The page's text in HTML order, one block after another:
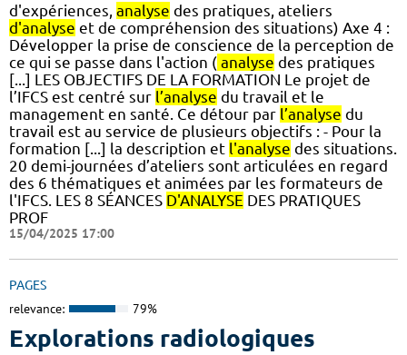
d'expériences, analyse des pratiques, ateliers
d'analyse et de compréhension des situations) Axe 4 :
Développer la prise de conscience de la perception de
ce qui se passe dans l'action ( analyse des pratiques
[...] LES OBJECTIFS DE LA FORMATION Le projet de
l’IFCS est centré sur l’analyse du travail et le
management en santé. Ce détour par l’analyse du
travail est au service de plusieurs objectifs : - Pour la
formation [...] la description et l'analyse des situations.
20 demi-journées d’ateliers sont articulées en regard
des 6 thématiques et animées par les formateurs de
l'IFCS. LES 8 SÉANCES D'ANALYSE DES PRATIQUES
PROF
15/04/2025 17:00
PAGES
relevance: 79%
Explorations radiologiques